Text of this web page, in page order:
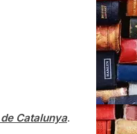
Catalunya.